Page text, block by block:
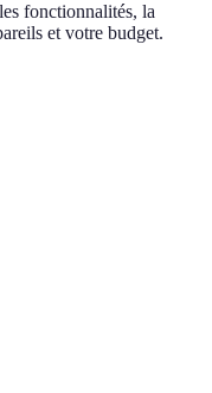
fonctionnalités, la
et votre budget.